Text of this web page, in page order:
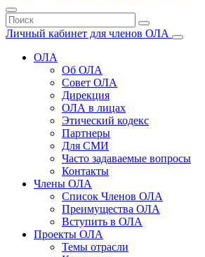
Личный кабинет для членов ОЛА
ОЛА
Об ОЛА
Совет ОЛА
Дирекция
ОЛА в лицах
Этический кодекс
Партнеры
Для СМИ
Часто задаваемые вопросы
Контакты
Члены ОЛА
Список Членов ОЛА
Преимущества ОЛА
Вступить в ОЛА
Проекты ОЛА
Темы отрасли